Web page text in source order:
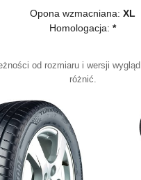
Opona wzmacniana: XL
Homologacja: *
od rozmiaru i wersji
różnić.